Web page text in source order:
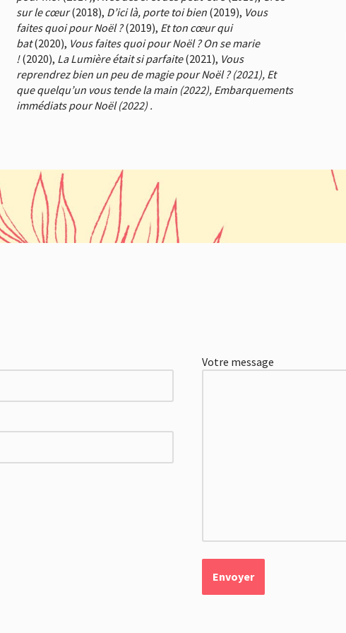
sur le cœur(2018), D’ici là, porte toi bien (2019), Vous
faites quoi pour Noël ?(2019), Et ton cœur qui
bat(2020), Vous faites quoi pour Noël ? On se marie
!(2020), La Lumière était si parfaite(2021), Vous
reprendrez bien un peu de magie pour Noël ? (2021), Et
que quelqu’un vous tende la main (2022), Embarquements
immédiats pour Noël (2022) .
Votre message